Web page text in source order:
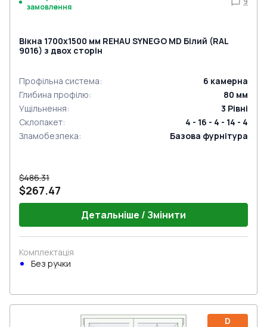
замовлення
Вікна 1700x1500 мм REHAU SYNEGO MD Білий (RAL
9016) з двох сторін
Профільна система: 6 камерна
Глибина профілю: 80 мм
Ущільнення: 3 Рівні
Склопакет:
4 - 16 - 4 - 14 - 4
Зламобезпека: Базова фурнітура
$486.31
$267.47
Детальніше / Змінити
Комплектація
Без ручки
D